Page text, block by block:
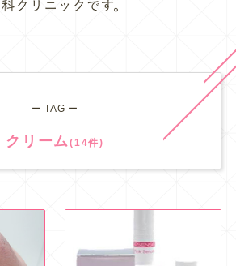
ー TAG ー
クリーム(14件)